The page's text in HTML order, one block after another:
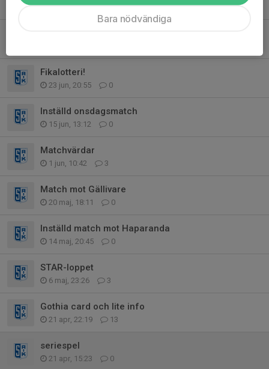
3 jul, 15:02 0
Fikalotteri!
23 jun, 20:55 0
Inställd onsdagsmatch
15 jun, 13:12 0
Matchvärdar
1 jun, 10:42 3
Match mot Gällivare
20 maj, 18:11 0
Inställd match mot Haparanda
14 maj, 20:45 0
STAR-loppet
6 maj, 23:26 3
Gothia card och lite info
21 apr, 22:19 13
seriespel
21 apr, 15:23 0
Bara nödvändiga